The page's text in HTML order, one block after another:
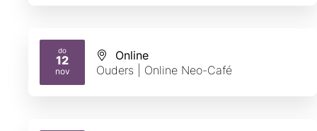
do
12
nov
2026
Online
Ouders | Online Neo-Café